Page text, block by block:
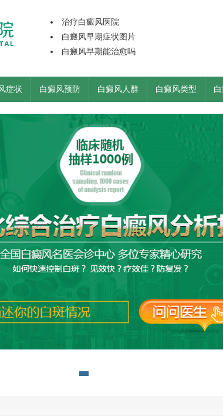
治疗白癜风医院
白癜风早期症状图片
白癜风早期能治愈吗
症状 白癜风预防 白癜风人群 白癜风类型